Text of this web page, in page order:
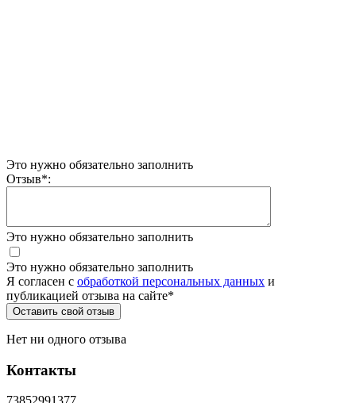
Это нужно обязательно заполнить
Отзыв*:
Это нужно обязательно заполнить
Это нужно обязательно заполнить
Я согласен c обработкой персональных данных и
публикацией отзыва на сайте*
Нет ни одного отзыва
Контакты